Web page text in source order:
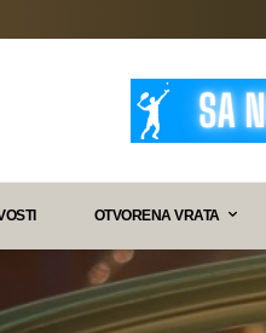
OTVORENA VRATA